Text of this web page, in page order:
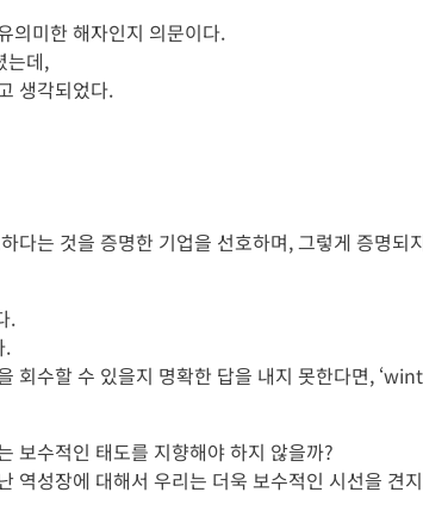
의미한 해자인지 의문이다.
는데,
생각되었다.
다는 것을 증명한 기업을 선호하며, 그렇게 증명
.
.
회수할 수 있을지 명확한 답을 내지 못한다면,
보수적인 태도를 지향해야 하지 않을까?
역성장에 대해서 우리는 더욱 보수적인 시선을 견